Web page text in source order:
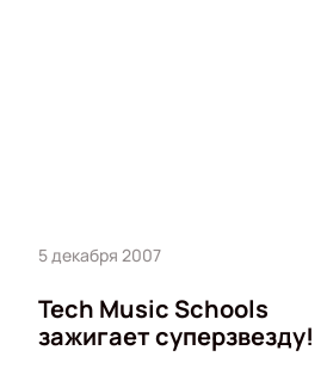
5 декабря 2007
Tech Music Schools
зажигает суперзвезду!